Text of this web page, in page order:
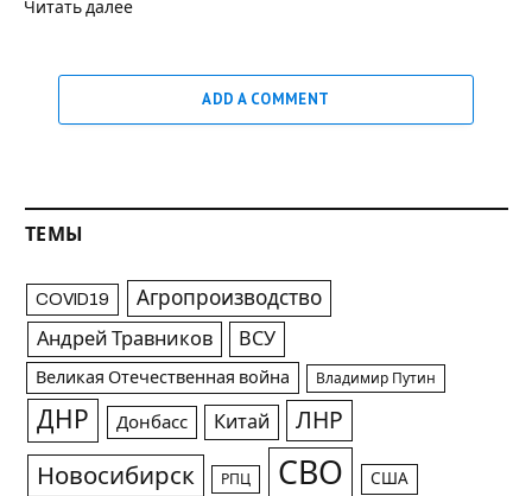
Читать далее
ADD A COMMENT
ТЕМЫ
COVID19 Агропроизводство
Андрей Травников ВСУ
Великая Отечественная война Владимир Путин
ДНР Донбасс Китай ЛНР
Новосибирск РПЦ СВО США